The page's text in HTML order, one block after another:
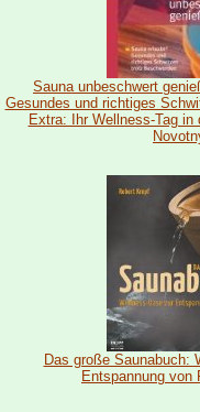
Sauna unbeschwert
Gesundes und richtiges
Extra: Ihr Wellness-Tag in
Das große Saunabuch:
Entspannung von